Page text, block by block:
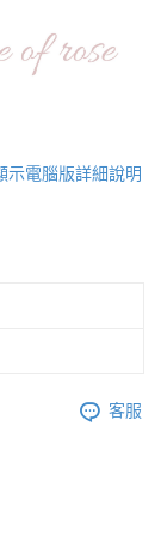
示電腦版詳細說明
客服